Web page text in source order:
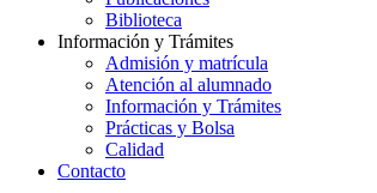
Biblioteca
Información y Trámites
Admisión y matrícula
Atención al alumnado
Información y Trámites
Prácticas y Bolsa
Calidad
Contacto